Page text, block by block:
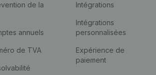
de la
annuels
de TVA
Intégrations
Intégrations
personnalisées
Expérience de
paiement